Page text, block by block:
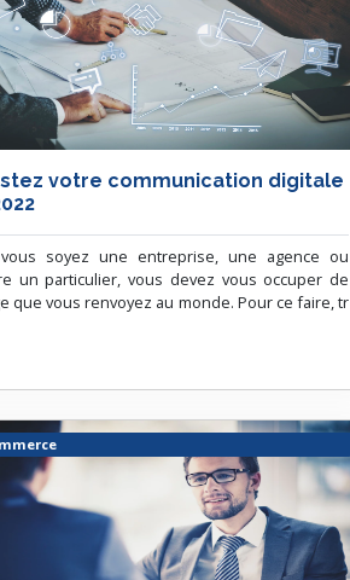
votre communication digitale
soyez une entreprise, une agence ou
un particulier, vous devez vous occuper de
que vous renvoyez au monde. Pour ce faire, tr